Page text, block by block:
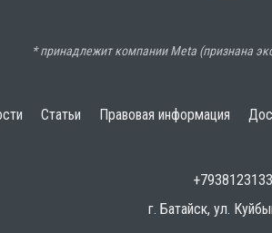
* принадлежит компании Meta (признана
Статьи Правовая информация
г. Батайск, ул.